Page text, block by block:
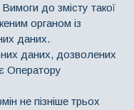
до змісту такої
органом із
даних.
даних, дозволених
Оператору
не пізніше трьох